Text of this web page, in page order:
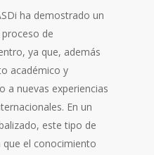
ha demostrado un
de
ya que, además
académico y
a nuevas experiencias
En un
este tipo de
que el conocimiento